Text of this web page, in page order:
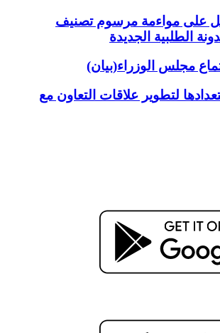
على مواءمة مرسوم تصنيف
الطلبية الجديدة
مجلس الوزراء(بيان)
لتطوير علاقات التعاون مع